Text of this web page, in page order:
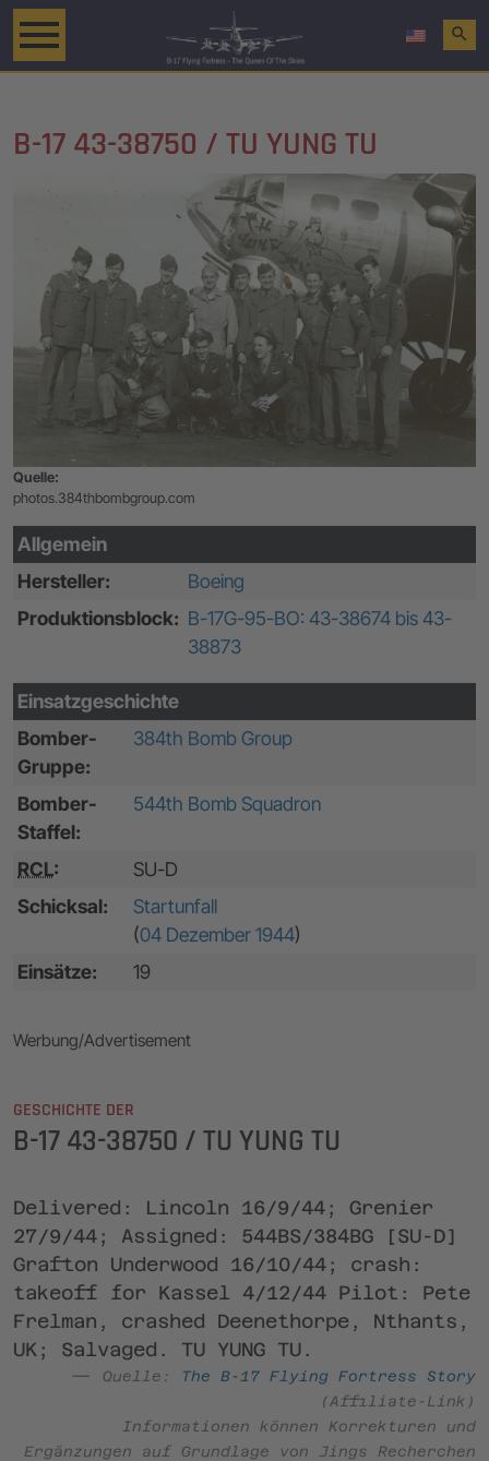
search
B-17 43-38750 / TU YUNG TU
Quelle:
photos.384thbombgroup.com
Allgemein
Hersteller:
Boeing
Produktionsblock: B-17G-95-BO: 43-38674 bis 43-
38873
Einsatzgeschichte
Bomber-
Gruppe:
384th Bomb Group
Bomber-
Staffel:
544th Bomb Squadron
RCL:
SU-D
Schicksal:
Startunfall
(04 Dezember 1944)
Einsätze:
19
Werbung/Advertisement
GESCHICHTE DER
B-17 43-38750 / TU YUNG TU
Delivered: Lincoln 16/9/44; Grenier
27/9/44; Assigned: 544BS/384BG [SU-D]
Grafton Underwood 16/10/44; crash:
takeoff for Kassel 4/12/44 Pilot: Pete
Frelman, crashed Deenethorpe, Nthants,
UK; Salvaged. TU YUNG TU.
Quelle:
The B-17 Flying Fortress Story
(Affiliate-Link)
Informationen können Korrekturen und
Ergänzungen auf Grundlage von Jings Recherchen